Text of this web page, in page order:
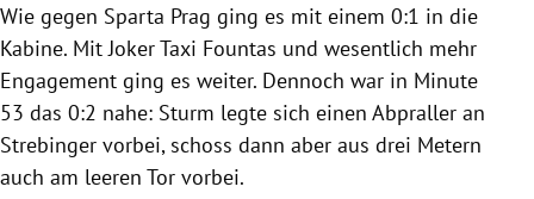
Wie gegen Sparta Prag ging es mit einem 0:1 in die
Kabine. Mit Joker Taxi Fountas und wesentlich mehr
Engagement ging es weiter. Dennoch war in Minute
53 das 0:2 nahe: Sturm legte sich einen Abpraller an
Strebinger vorbei, schoss dann aber aus drei Metern
auch am leeren Tor vorbei.